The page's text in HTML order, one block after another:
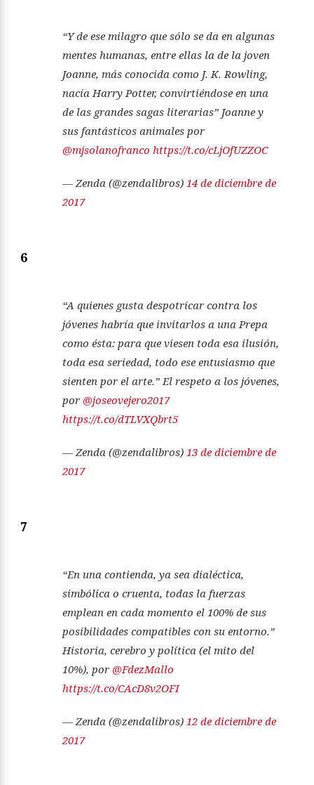
“Y de ese milagro que sólo se da en algunas
mentes humanas, entre ellas la de la joven
Joanne, más conocida como J. K. Rowling,
nacía Harry Potter, convirtiéndose en una
de las grandes sagas literarias” Joanne y
sus fantásticos animales por
@mjsolanofranco https://t.co/cLjOfUZZOC
— Zenda (@zendalibros) 14 de diciembre de
2017
6
“A quienes gusta despotricar contra los
jóvenes habría que invitarlos a una Prepa
como ésta: para que viesen toda esa ilusión,
toda esa seriedad, todo ese entusiasmo que
sienten por el arte.” El respeto a los jóvenes,
por @joseovejero2017
https://t.co/dTLVXQbrt5
— Zenda (@zendalibros) 13 de diciembre de
2017
7
“En una contienda, ya sea dialéctica,
simbólica o cruenta, todas la fuerzas
emplean en cada momento el 100% de sus
posibilidades compatibles con su entorno.”
Historia, cerebro y política (el mito del
10%), por @FdezMallo
https://t.co/CAcD8v2OFI
— Zenda (@zendalibros) 12 de diciembre de
2017